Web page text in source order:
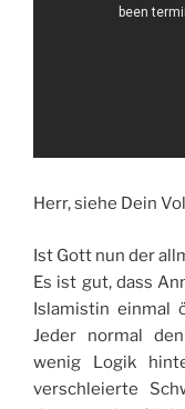
Herr, siehe Dein
Ist Gott nun der
Es ist gut, dass
Islamistin einmal
Jeder normal
wenig Logik
verschleierte